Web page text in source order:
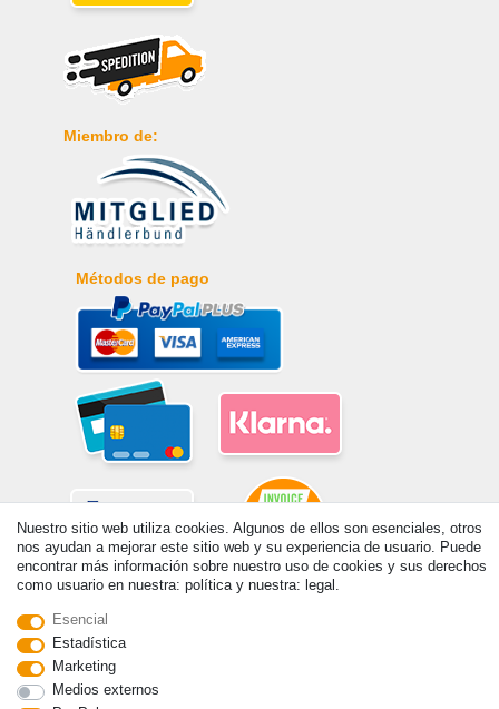
Miembro de:
Métodos de pago
détail de l'article | *S'applique aux livraisons en Espagne!
Nuestro sitio web utiliza cookies. Algunos de ellos son esenciales, otros
nos ayudan a mejorar este sitio web y su experiencia de usuario. Puede
encontrar más información sobre nuestro uso de cookies y sus derechos
como usuario en nuestra: política y nuestra: legal.
Esencial
Estadística
Marketing
Medios externos
Withdraw from contract here